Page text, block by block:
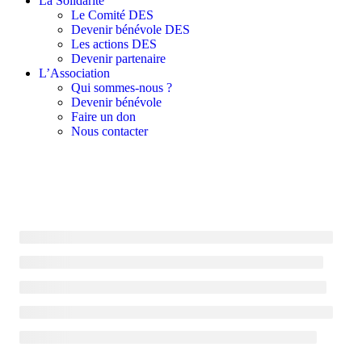
Le Comité DES
Devenir bénévole DES
Les actions DES
Devenir partenaire
L’Association
Qui sommes-nous ?
Devenir bénévole
Faire un don
Nous contacter